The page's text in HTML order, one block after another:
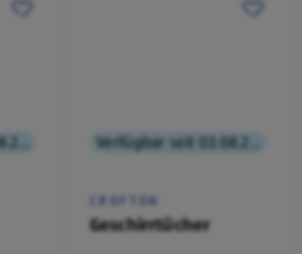
CROFTON
Geschirrtücher